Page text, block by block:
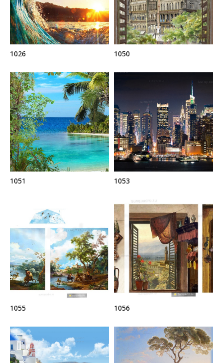
1026 1050
1051 1053
1055 1056